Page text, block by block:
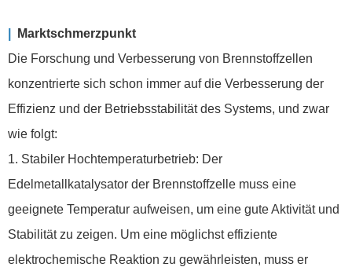
Marktschmerzpunkt
Die Forschung und Verbesserung von Brennstoffzellen
konzentrierte sich schon immer auf die Verbesserung der
Effizienz und der Betriebsstabilität des Systems, und zwar
wie folgt:
1. Stabiler Hochtemperaturbetrieb: Der
Edelmetallkatalysator der Brennstoffzelle muss eine
geeignete Temperatur aufweisen, um eine gute Aktivität und
Stabilität zu zeigen. Um eine möglichst effiziente
elektrochemische Reaktion zu gewährleisten, muss er